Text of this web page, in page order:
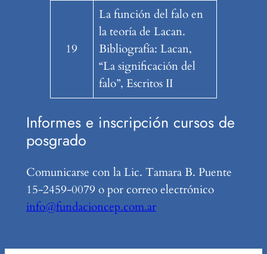
19
La función del falo en
la teoría de Lacan.
Bibliografía: Lacan,
“La significación del
falo”, Escritos II
Informes e inscripción cursos de
posgrado
Comunicarse con la Lic. Tamara B. Puente
15-2459-0079 o por correo electrónico
info@fundacioncep.com.ar